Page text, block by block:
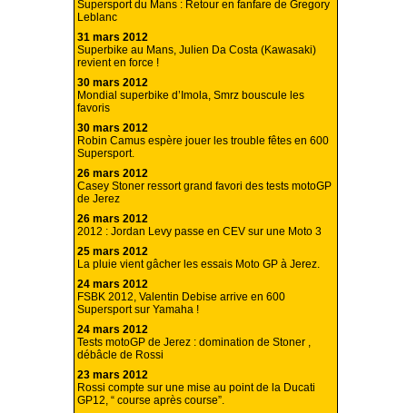
Supersport du Mans : Retour en fanfare de Gregory
Leblanc
31 mars 2012
Superbike au Mans, Julien Da Costa (Kawasaki)
revient en force !
30 mars 2012
Mondial superbike d’Imola, Smrz bouscule les
favoris
30 mars 2012
Robin Camus espère jouer les trouble fêtes en 600
Supersport.
26 mars 2012
Casey Stoner ressort grand favori des tests motoGP
de Jerez
26 mars 2012
2012 : Jordan Levy passe en CEV sur une Moto 3
25 mars 2012
La pluie vient gâcher les essais Moto GP à Jerez.
24 mars 2012
FSBK 2012, Valentin Debise arrive en 600
Supersport sur Yamaha !
24 mars 2012
Tests motoGP de Jerez : domination de Stoner ,
débâcle de Rossi
23 mars 2012
Rossi compte sur une mise au point de la Ducati
GP12, “ course après course”.